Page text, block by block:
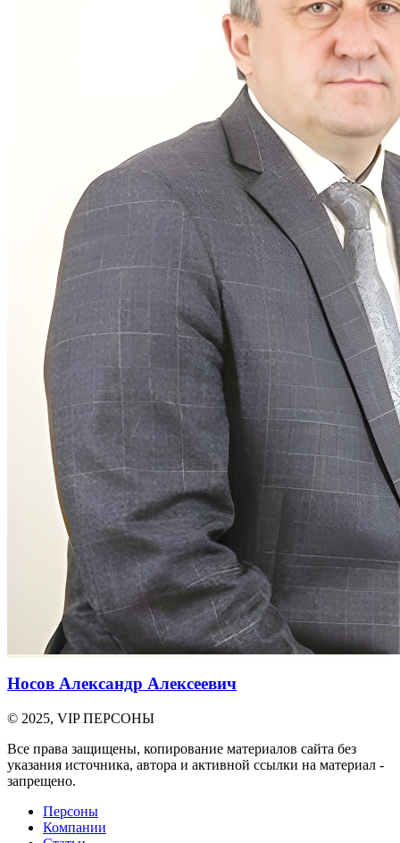
Носов Александр Алексеевич
© 2025, VIP ПЕРСОНЫ
Все права защищены, копирование материалов сайта без
указания источника, автора и активной ссылки на материал -
запрещено.
Персоны
Компании